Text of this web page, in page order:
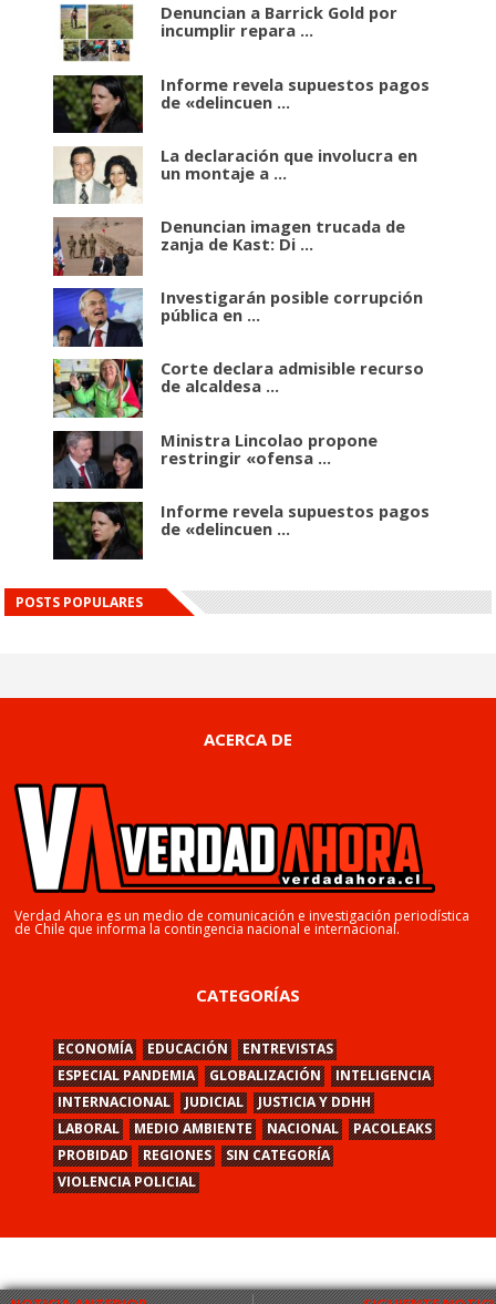
Denuncian a Barrick Gold por
incumplir repara ...
Informe revela supuestos pagos
de «delincuen ...
La declaración que involucra en
un montaje a ...
Denuncian imagen trucada de
zanja de Kast: Di ...
Investigarán posible corrupción
pública en ...
Corte declara admisible recurso
de alcaldesa ...
Ministra Lincolao propone
restringir «ofensa ...
Informe revela supuestos pagos
de «delincuen ...
POSTS POPULARES
ACERCA DE
Verdad Ahora es un medio de comunicación e investigación periodística
de Chile que informa la contingencia nacional e internacional.
CATEGORÍAS
ECONOMÍA EDUCACIÓN
ENTREVISTAS
ESPECIAL PANDEMIA
GLOBALIZACIÓN
INTELIGENCIA
INTERNACIONAL
JUDICIAL
JUSTICIA Y DDHH
LABORAL
MEDIO AMBIENTE NACIONAL
PACOLEAKS
PROBIDAD
REGIONES
SIN CATEGORÍA
VIOLENCIA POLICIAL